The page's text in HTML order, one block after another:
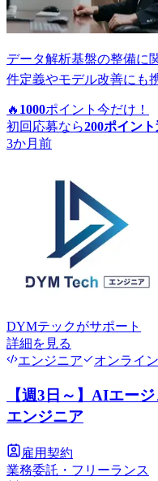
データ解析基盤の整備に
件定義やモデル改善にも
🔥 1000ポイント 今だけ！
初回応募なら200ポイント
3か月前
DYMテックがサポート
詳細を見る
エンジニア
オンライ
【週3日～】AIエー
エンジニア
雇用契約
業務委託・フリーランス